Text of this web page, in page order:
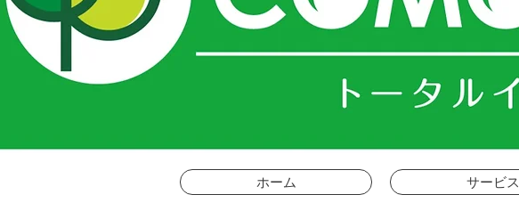
ホーム サービス